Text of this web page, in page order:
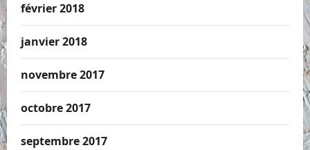
février 2018
janvier 2018
novembre 2017
octobre 2017
septembre 2017